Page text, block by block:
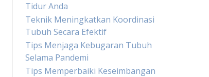
Tidur Anda
Teknik Meningkatkan Koordinasi
Tubuh Secara Efektif
Tips Menjaga Kebugaran Tubuh
Selama Pandemi
Tips Memperbaiki Keseimbangan